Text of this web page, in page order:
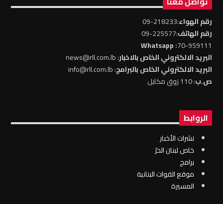
رقم الهواء:218233-09
رقم الهاتف:225577-09
70-959111
: Whatsapp
البريد الالكتروني الخاص بالاخبار: news@rll.com.lb
البريد الالكتروني الخاص بالبرامج: info@rll.com.lb
ص.ب: 110 زوق مكايل
الروابط
نشرات الأخبار
خاص لبنان الحرّ
برامج
موقع القوات البنانية
المسيرة